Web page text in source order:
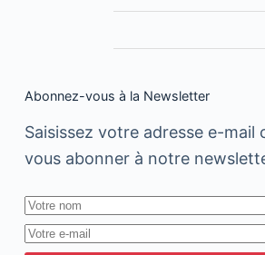
Abonnez-vous à la Newsletter
Saisissez votre adresse e-mail
vous abonner à notre